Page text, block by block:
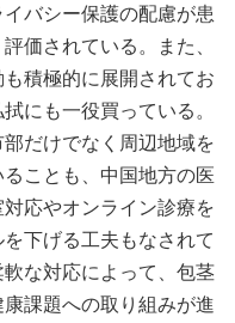
バシー保護の配慮が患
価されている。また、
積極的に展開されてお
にも一役買っている。
だけでなく周辺地域を
ことも、中国地方の医
応やオンライン診療を
下げる工夫もなされて
な対応によって、包茎
課題への取り組みが進